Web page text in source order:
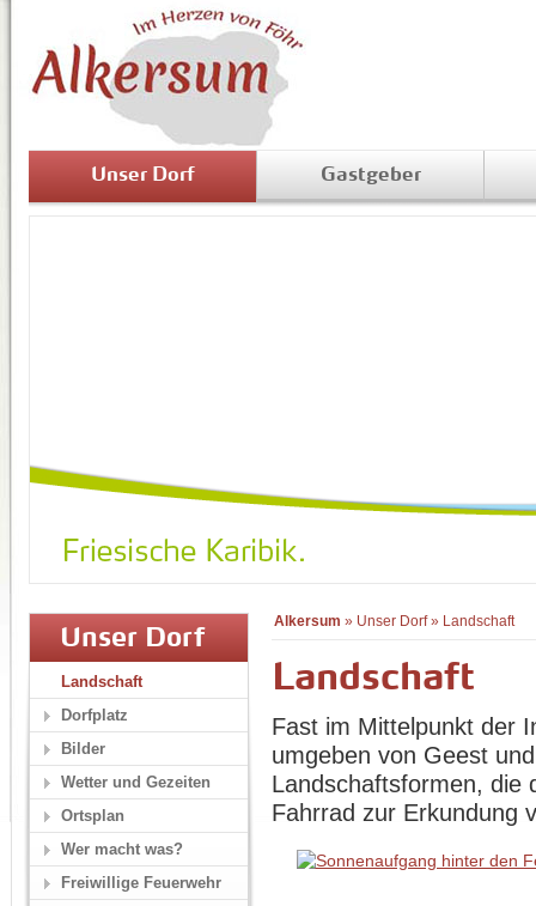
Unser Dorf Gastgeber
Alkersum » Unser Dorf» Landschaft
Landschaft
Fast im Mittelpunkt der
umgeben von Geest
Landschaftsformen, die
Fahrrad zur Erkundung
Unser Dorf
Landschaft
Dorfplatz
Bilder
Wetter und Gezeiten
Ortsplan
Wer macht was?
Freiwillige Feuerwehr